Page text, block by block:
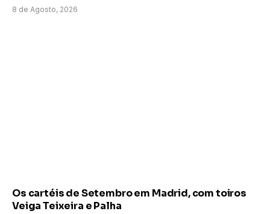
8 de Agosto, 2026
Os cartéis de Setembro em Madrid, com toiros
Veiga Teixeira e Palha